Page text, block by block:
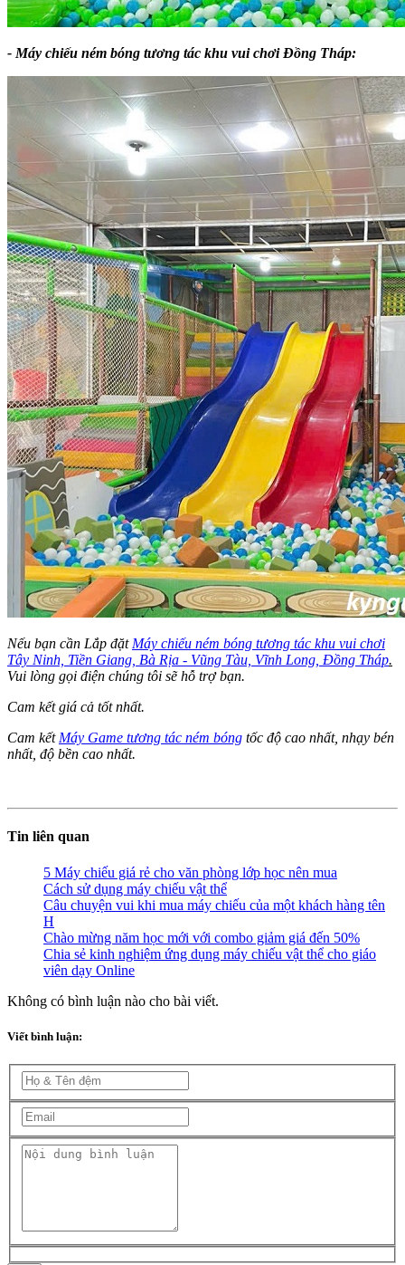
- Máy chiếu ném bóng tương tác khu vui chơi Đồng Tháp:
Nếu bạn cần Lắp đặt Máy chiếu ném bóng tương tác khu vui chơi
Tây Ninh, Tiền Giang, Bà Rịa - Vũng Tàu, Vĩnh Long, Đồng Tháp.
Vui lòng gọi điện chúng tôi sẽ hỗ trợ bạn.
Cam kết giá cả tốt nhất.
Cam kết Máy Game tương tác ném bóng tốc độ cao nhất, nhạy bén
nhất, độ bền cao nhất.
Tin liên quan
5 Máy chiếu giá rẻ cho văn phòng lớp học nên mua
Cách sử dụng máy chiếu vật thể
Câu chuyện vui khi mua máy chiếu của một khách hàng tên
H
Chào mừng năm học mới với combo giảm giá đến 50%
Chia sẻ kinh nghiệm ứng dụng máy chiếu vật thể cho giáo
viên dạy Online
Không có bình luận nào cho bài viết.
Viết bình luận: